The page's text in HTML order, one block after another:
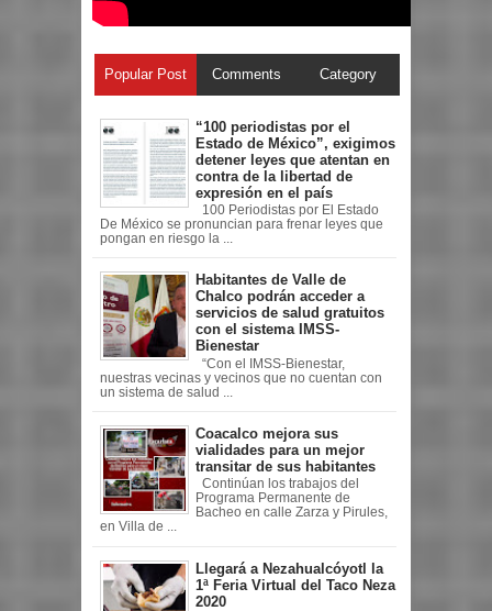
Popular Post Comments Category
“100 periodistas por el
Estado de México”, exigimos
detener leyes que atentan en
contra de la libertad de
expresión en el país
100 Periodistas por El Estado
De México se pronuncian para frenar leyes que
pongan en riesgo la ...
Habitantes de Valle de
Chalco podrán acceder a
servicios de salud gratuitos
con el sistema IMSS-
Bienestar
“Con el IMSS-Bienestar,
nuestras vecinas y vecinos que no cuentan con
un sistema de salud ...
Coacalco mejora sus
vialidades para un mejor
transitar de sus habitantes
Continúan los trabajos del
Programa Permanente de
Bacheo en calle Zarza y Pirules,
en Villa de ...
Llegará a Nezahualcóyotl la
1ª Feria Virtual del Taco Neza
2020